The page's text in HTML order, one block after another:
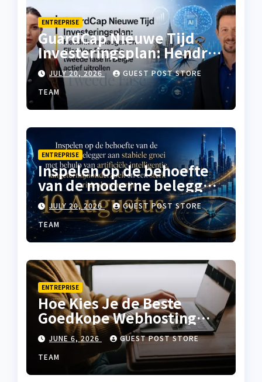
ENTREPRISE
GuardCap Nieuwe Tijd
Investeringsplan: Hendrik
Verhaegen en Elise Van
Doren de tweede fase in
België actief uitrollen
JULY 20, 2026
GUEST POST STORE
TEAM
ENTREPRISE
Inspelen op de behoefte
van de moderne belegger
aan stabiele groei met
behulp van artificiële
intelligentie,
langetermijnonderzoek
en een sterk
risicobewustzijn
JULY 20, 2026
GUEST POST STORE
TEAM
ENTREPRISE
Hoe Kies Je de Beste
Goedkope Webhosting
voor Jouw Website?
JUNE 6, 2026
GUEST POST STORE
TEAM